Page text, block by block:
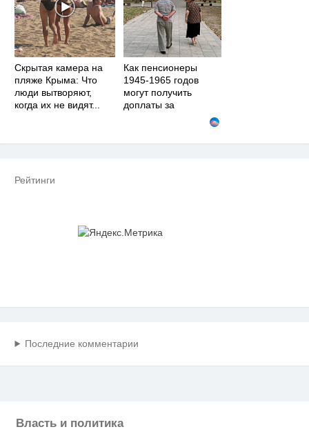
Скрытая камера на
пляже Крыма: Что
люди вытворяют,
когда их не видят...
Как пенсионеры
1945-1965 годов
могут получить
доплаты за
Рейтинги
Последние комментарии
Власть и политика